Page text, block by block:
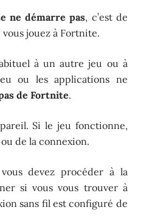
ne démarre pas, c’est de
jouez à Fortnite.
à un autre jeu ou à
ou les applications ne
de Fortnite.
Si le jeu fonctionne,
de la connexion.
devez procéder à la
si vous vous trouver à
sans fil est configuré de